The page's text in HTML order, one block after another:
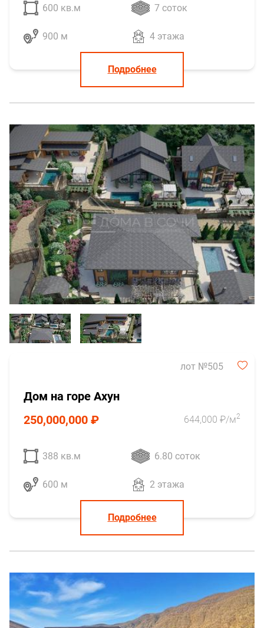
600 кв.м 7 соток
900 м 4 этажа
Подробнее
лот №505
Дом на горе Ахун
250,000,000 ₽
644,000 ₽/м2
388 кв.м 6.80 соток
600 м 2 этажа
Подробнее